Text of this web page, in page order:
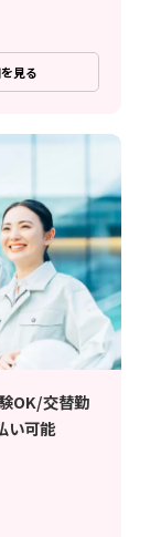
見る
OK/交替勤
い可能